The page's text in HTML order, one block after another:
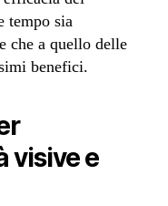
tempo sia
che a quello delle
benefici.
visive e